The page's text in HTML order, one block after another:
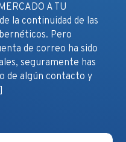
A TU
la continuidad de las
Pero
de correo ha sido
seguramente has
de algún contacto y